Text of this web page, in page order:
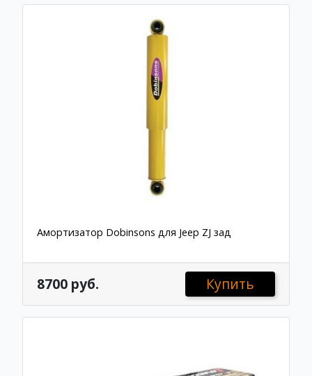
Амортизатор Dobinsons для Jeep ZJ зад
8700 руб. Купить